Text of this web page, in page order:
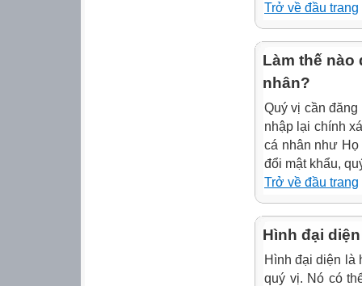
Trở về đầu trang
Làm thế nào
nhân?
Quý vị cần
nhập lại chính
cá nhân như Họ
đổi mật khẩu,
Trở về đầu trang
Hình đại
Hình đại diện là
quý vị. Nó có